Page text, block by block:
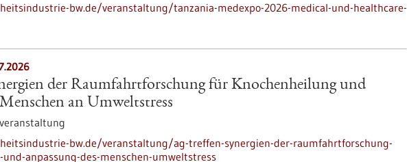
bw.de/veranstaltung/tanzania-medexpo-2026-medical-und-healthcare-
der Raumfahrtforschung für Knochenheilung und
an Umweltstress
bw.de/veranstaltung/ag-treffen-synergien-der-raumfahrtforschung-
anpassung-des-menschen-umweltstress